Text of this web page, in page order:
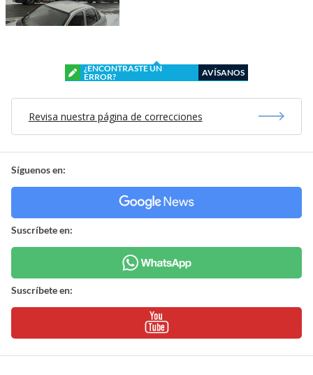
¿ENCONTRASTE UN
ERROR?
AVÍSANOS
Revisa nuestra página de correcciones
Síguenos en:
Suscríbete en:
Suscríbete en: